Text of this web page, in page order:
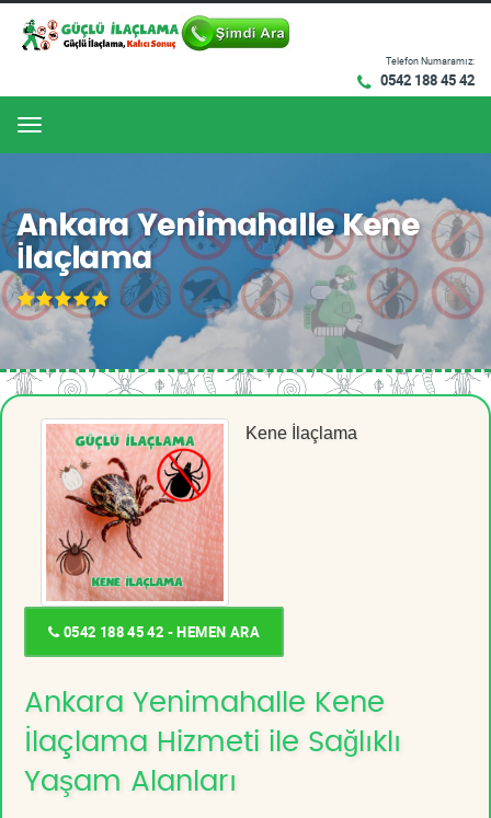
Telefon Numaramız:
0542 188 45 42
Menu
Ankara Yenimahalle Kene
İlaçlama
Kene İlaçlama
0542 188 45 42 - HEMEN ARA
Ankara Yenimahalle Kene
İlaçlama Hizmeti ile Sağlıklı
Yaşam Alanları